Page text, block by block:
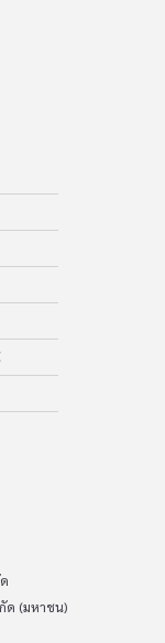
ด (มหาชน)